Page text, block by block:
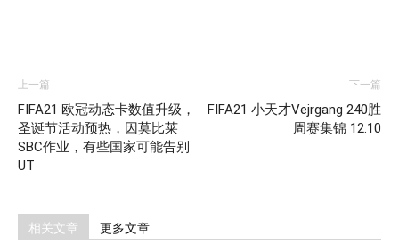
上一篇
FIFA21 欧冠动态卡数值升级，
圣诞节活动预热，因莫比莱
SBC作业，有些国家可能告别
UT
下一篇
FIFA21 小天才Vejrgang 240胜
周赛集锦 12.10
相关文章 更多文章